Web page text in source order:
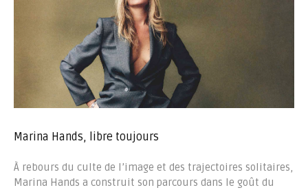
Marina Hands, libre toujours
À rebours du culte de l’image et des trajectoires solitaires,
Marina Hands a construit son parcours dans le goût du